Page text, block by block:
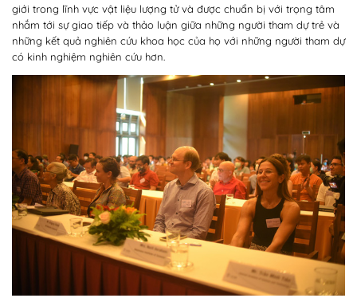
giới trong lĩnh vực vật liệu lượng tử và được chuẩn bị với trọng tâm
nhắm tới sự giao tiếp và thảo luận giữa những người tham dự trẻ và
những kết quả nghiên cứu khoa học của họ với những người tham dự
có kinh nghiệm nghiên cứu hơn.